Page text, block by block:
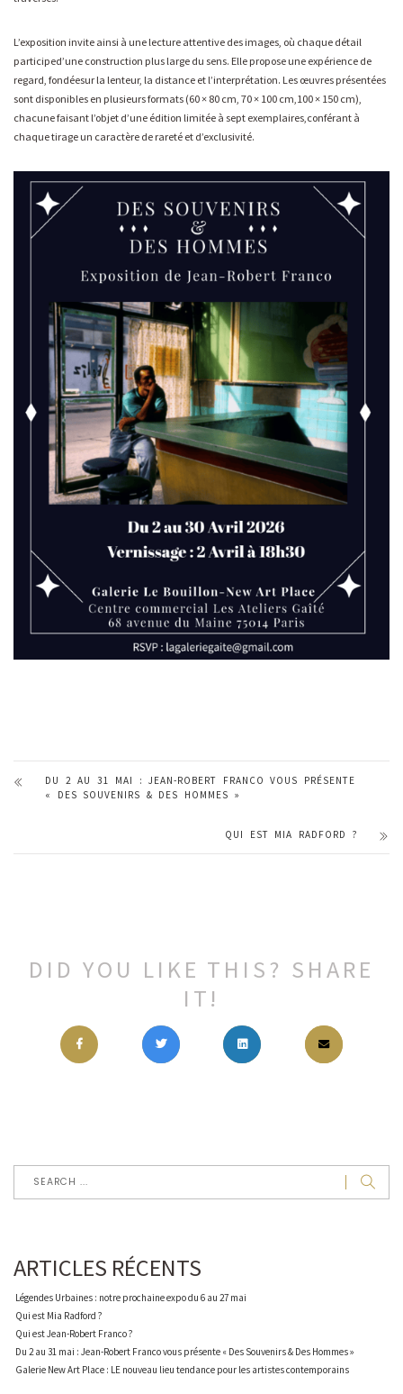
L’exposition invite ainsi à une lecture attentive des images, où chaque détail
participed’une construction plus large du sens. Elle propose une expérience de
regard, fondéesur la lenteur, la distance et l’interprétation. Les œuvres présentées
sont disponibles en plusieurs formats (60 × 80 cm, 70 × 100 cm,100 × 150 cm),
chacune faisant l’objet d’une édition limitée à sept exemplaires,conférant à
chaque tirage un caractère de rareté et d’exclusivité.
DU 2 AU 31 MAI : JEAN-ROBERT FRANCO VOUS PRÉSENTE
« DES SOUVENIRS & DES HOMMES »
QUI EST MIA RADFORD ?
DID YOU LIKE THIS? SHARE
IT!
ARTICLES RÉCENTS
Légendes Urbaines : notre prochaine expo du 6 au 27 mai
Qui est Mia Radford ?
Qui est Jean-Robert Franco ?
Du 2 au 31 mai : Jean-Robert Franco vous présente « Des Souvenirs & Des Hommes »
Galerie New Art Place : LE nouveau lieu tendance pour les artistes contemporains